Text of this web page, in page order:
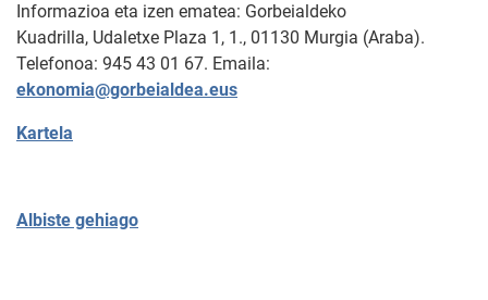
Informazioa eta izen ematea: Gorbeialdeko
Kuadrilla, Udaletxe Plaza 1, 1., 01130 Murgia (Araba).
Telefonoa: 945 43 01 67. Emaila:
ekonomia@gorbeialdea.eus
Kartela
Albiste gehiago